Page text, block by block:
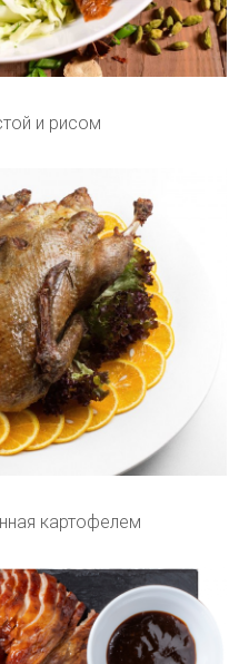
и рисом
картофелем